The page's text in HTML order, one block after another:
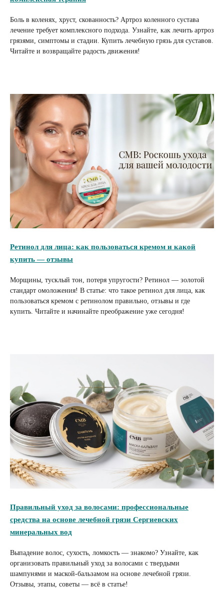
Боль в коленях, хруст, скованность? Артроз коленного сустава
лечение требует комплексного подхода. Узнайте, как лечить артроз
грязями, симптомы и стадии. Купить лечебную грязь для суставов.
Читайте и возвращайте радость движения!
Ретинол для лица: как пользоваться кремом и какой
купить — отзывы
Морщины, тусклый тон, потеря упругости? Ретинол — золотой
стандарт омоложения! В статье: что такое ретинол для лица, как
пользоваться кремом с ретинолом правильно, отзывы и где
купить. Читайте и начинайте преображение уже сегодня!
Правильный уход за волосами: профессиональные
средства на основе лечебной грязи Сергиевских
минеральных вод
Выпадение волос, сухость, ломкость — знакомо? Узнайте, как
организовать правильный уход за волосами с твердыми
шампунями и маской-бальзамом на основе лечебной грязи.
Отзывы, этапы, советы — всё в статье!